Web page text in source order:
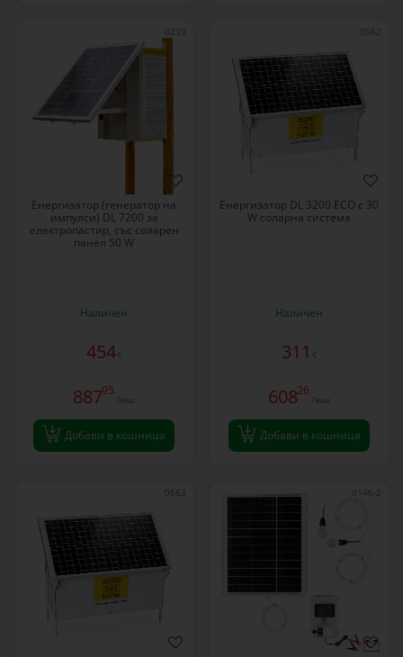
0239
Eнергизатор (генератор на
импулси) DL 7200 за
електропастир, със соларен
панел 50 W
Наличен
454€
88795
Лева
Добави в кошница
0562
Енергизатор DL 3200 ECO с 30
W соларна система
Наличен
311 €
60826
Лева
Добави в кошница
0563 0146-2